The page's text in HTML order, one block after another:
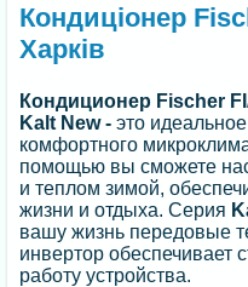
Кондиціонер
Харків
Кондиционер Fischer
Kalt New - это
комфортного
помощью вы сможете
и теплом зимой,
жизни и отдыха. Серия
вашу жизнь передовые
инвертор обеспечивает
работу устройства.